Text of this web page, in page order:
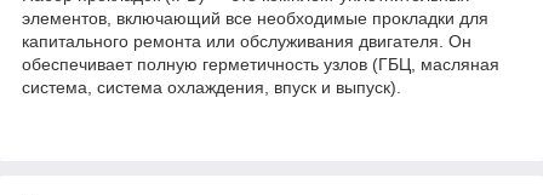
элементов, включающий все необходимые прокладки для
капитального ремонта или обслуживания двигателя. Он
обеспечивает полную герметичность узлов (ГБЦ, масляная
система, система охлаждения, впуск и выпуск).